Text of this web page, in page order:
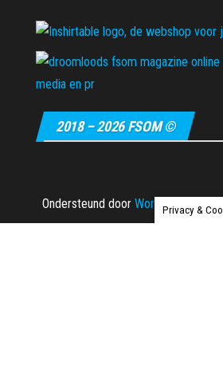
2018 – 2026 FSOM ©
Ondersteund door WordPress |
Privacy &